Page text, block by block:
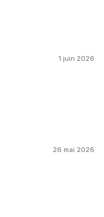
1 juin 2026
26 mai 2026